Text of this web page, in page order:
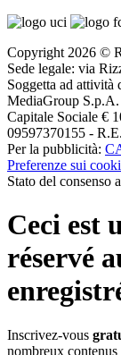
Copyright 2026 ©
Sede legale: via
Soggetta ad attività
MediaGroup S.p.A.
Capitale Sociale €
09597370155 -
Per la pubblicità:
Preferenze sui
Stato del consenso
Ceci est
réservé
Inscrivez-vous
nombreux contenus